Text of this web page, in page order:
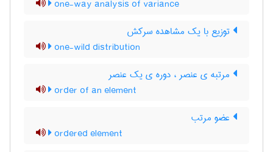
one-way analysis of variance
توزیع با یک مشاهده سرکش
one-wild distribution
مرتبه ی عنصر ، دوره ی یک عنصر
order of an element
عضو مرتب
ordered element